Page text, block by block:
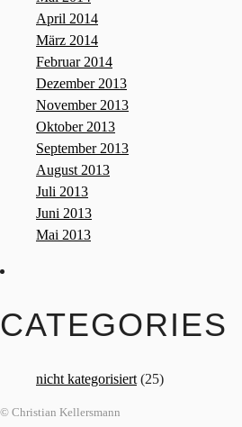
April 2014
März 2014
Februar 2014
Dezember 2013
November 2013
Oktober 2013
September 2013
August 2013
Juli 2013
Juni 2013
Mai 2013
CATEGORIES
nicht kategorisiert (25)
© Christian Kellersmann